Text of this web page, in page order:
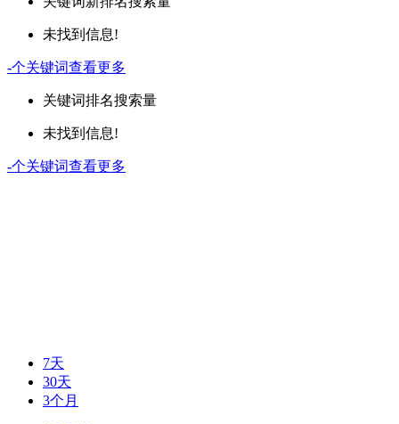
未找到信息!
-个关键词查看更多
关键词排名搜索量
未找到信息!
-个关键词查看更多
7天
30天
3个月